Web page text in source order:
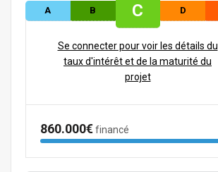
A B C D
Se connecter pour voir les détails du
taux d'intérêt et de la maturité du
projet
860.000€financé